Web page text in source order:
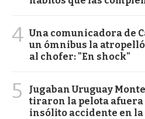
4 Una comunicadora de
un ómnibus la
al chofer: "En shock"
5
Jugaban Uruguay
tiraron la pelota afuera
insólito accidente en